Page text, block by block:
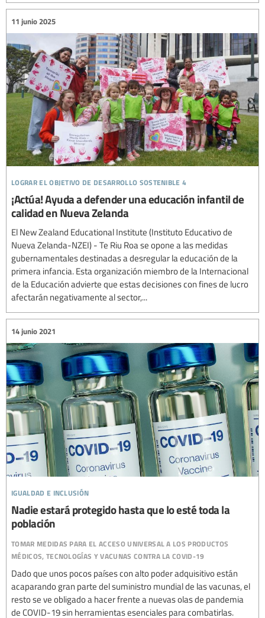
lograr el objetivo de desarrollo sostenible 4
11 junio 2025
¡Actúa! Ayuda a defender una educación infantil de
calidad en Nueva Zelanda
El New Zealand Educational Institute (Instituto Educativo de
Nueva Zelanda-NZEI) - Te Riu Roa se opone a las medidas
gubernamentales destinadas a desregular la educación de la
primera infancia. Esta organización miembro de la Internacional
de la Educación advierte que estas decisiones con fines de lucro
afectarán negativamente al sector,...
igualdad e inclusión
14 junio 2021
Nadie estará protegido hasta que lo esté toda la
población
tomar medidas para el acceso universal a los productos
médicos, tecnologías y vacunas contra la covid-19
Dado que unos pocos países con alto poder adquisitivo están
acaparando gran parte del suministro mundial de las vacunas, el
resto se ve obligado a hacer frente a nuevas olas de pandemia
de COVID-19 sin herramientas esenciales para combatirlas.